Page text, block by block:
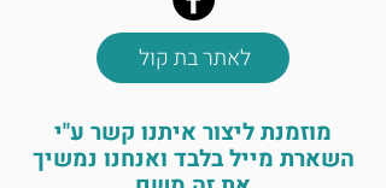
לאתר בת קול
מוזמנת ליצור איתנו קשר ע"י
השארת מייל בלבד ואנחנו נמשיך